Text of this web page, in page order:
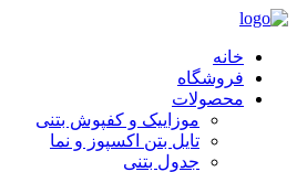
خانه
فروشگاه
محصولات
موزاییک و کفپوش بتنی
تایل بتن اکسپوز و نما
جدول بتنی